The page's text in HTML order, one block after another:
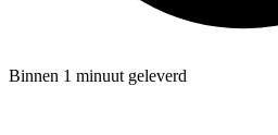
Binnen 1 minuut geleverd